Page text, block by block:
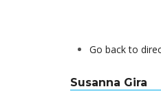
Go back to
Susanna Gira